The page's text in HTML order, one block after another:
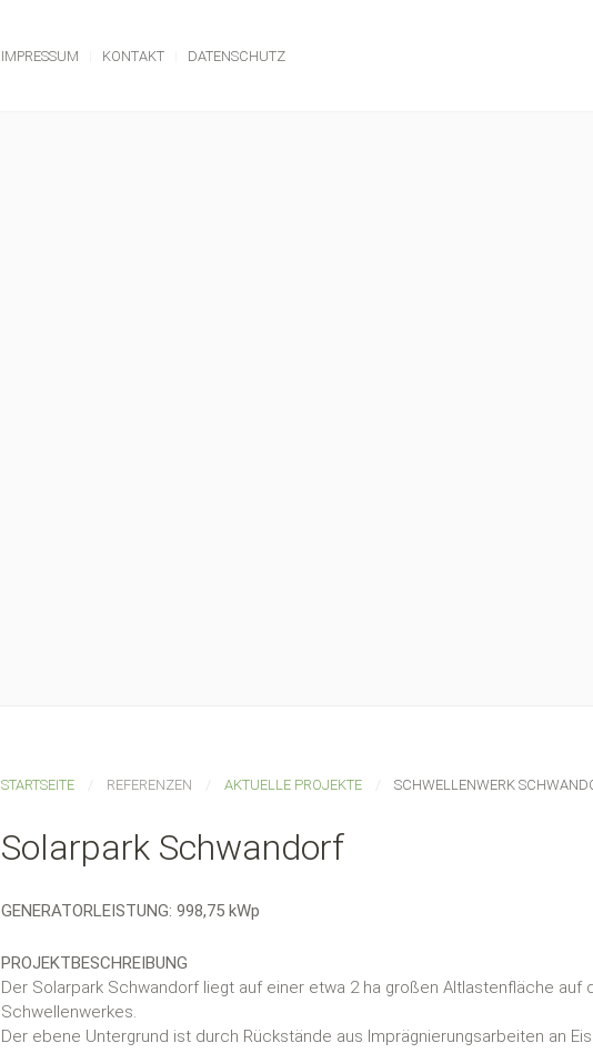
IMPRESSUM KONTAKT DATENSCHUTZ
STARTSEITE REFERENZEN AKTUELLE PROJEKTE SCHWELLENWERK
Solarpark Schwandorf
GENERATORLEISTUNG: 998,75 kWp
PROJEKTBESCHREIBUNG
Der Solarpark Schwandorf liegt auf einer etwa 2 ha großen Altlastenfläche auf
Schwellenwerkes.
Der ebene Untergrund ist durch Rückstände aus Imprägnierungsarbeiten an